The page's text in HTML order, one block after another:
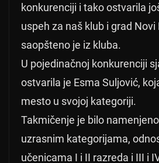
konkurenciji i tako ostvarila
uspeh za naš klub i grad Novi
saopšteno je iz kluba.
U pojedinačnoj konkurenciji
ostvarila je Esma Suljović,
mesto u svojoj kategoriji.
Takmičenje je bilo
uzrasnim kategorijama,
učenicama I i II razreda i III i